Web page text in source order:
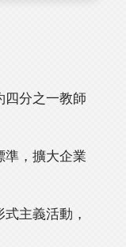
四分之一教師
準，擴大企業
主義活動，